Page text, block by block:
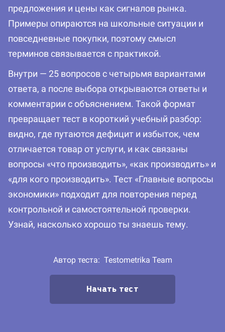
предложения и цены как сигналов рынка.
Примеры опираются на школьные ситуации и
повседневные покупки, поэтому смысл
терминов связывается с практикой.
Внутри — 25 вопросов с четырьмя вариантами
ответа, а после выбора открываются ответы и
комментарии с объяснением. Такой формат
превращает тест в короткий учебный разбор:
видно, где путаются дефицит и избыток, чем
отличается товар от услуги, и как связаны
вопросы «что производить», «как производить» и
«для кого производить». Тест «Главные вопросы
экономики» подходит для повторения перед
контрольной и самостоятельной проверки.
Узнай, насколько хорошо ты знаешь тему.
Автор теста: Testometrika Team
Начать тест